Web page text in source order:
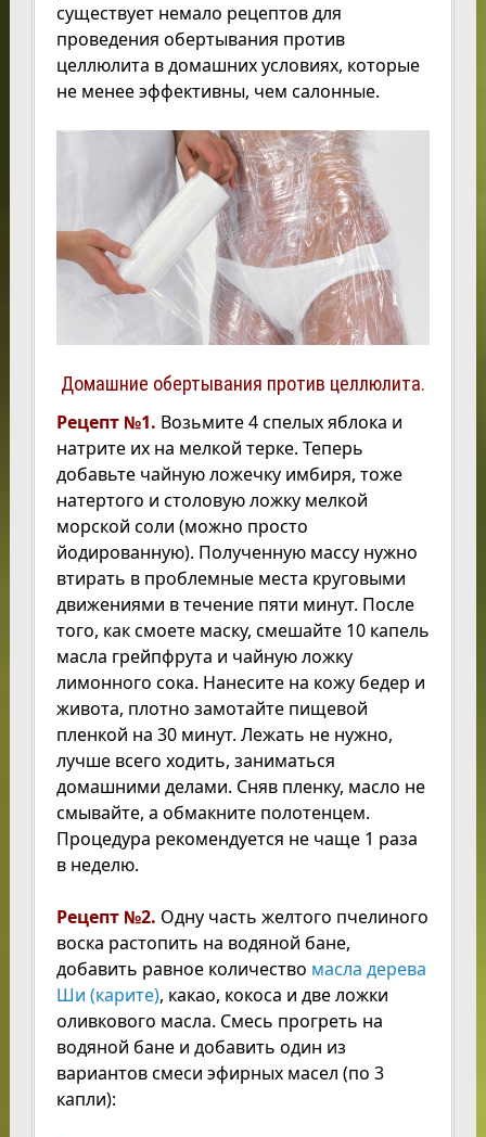
существует немало рецептов для
проведения обертывания против
целлюлита в домашних условиях, которые
не менее эффективны, чем салонные.
Домашние обертывания против целлюлита.
Рецепт №1. Возьмите 4 спелых яблока и
натрите их на мелкой терке. Теперь
добавьте чайную ложечку имбиря, тоже
натертого и столовую ложку мелкой
морской соли (можно просто
йодированную). Полученную массу нужно
втирать в проблемные места круговыми
движениями в течение пяти минут. После
того, как смоете маску, смешайте 10 капель
масла грейпфрута и чайную ложку
лимонного сока. Нанесите на кожу бедер и
живота, плотно замотайте пищевой
пленкой на 30 минут. Лежать не нужно,
лучше всего ходить, заниматься
домашними делами. Сняв пленку, масло не
смывайте, а обмакните полотенцем.
Процедура рекомендуется не чаще 1 раза
в неделю.
Рецепт №2. Одну часть желтого пчелиного
воска растопить на водяной бане,
добавить равное количество масла дерева
Ши (карите), какао, кокоса и две ложки
оливкового масла. Смесь прогреть на
водяной бане и добавить один из
вариантов смеси эфирных масел (по 3
капли):